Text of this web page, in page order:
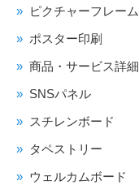
ピクチャーフレーム
ポスター印刷
商品・サービス詳細
SNSパネル
スチレンボード
タペストリー
ウェルカムボード